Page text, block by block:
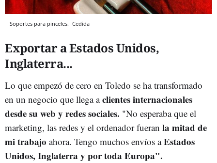
Soportes para pinceles. Cedida
Exportar a Estados Unidos,
Inglaterra...
Lo que empezó de cero en Toledo se ha transformado
en un negocio que llega aclientes internacionales
desde su web y redes sociales. "No esperaba que el
marketing, las redes y el ordenador fueran la mitad de
mi trabajo ahora. Tengo muchos envíos aEstados
Unidos, Inglaterra y por toda Europa".